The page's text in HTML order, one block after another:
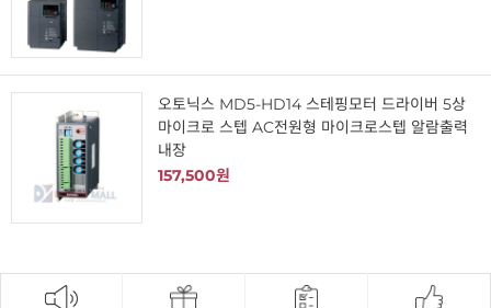
오토닉스 MD5-HD14 스테핑모터 드라이버 5상
마이크로 스텝 AC전원형 마이크로스텝 알람출력
내장
157,500원